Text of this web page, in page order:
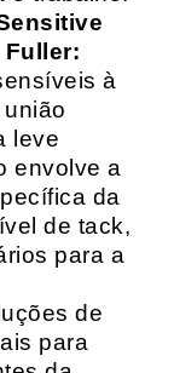
Fuller:
à
leve
envolve a
da
de tack,
para a
de
para